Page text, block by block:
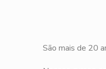
São mais de 20